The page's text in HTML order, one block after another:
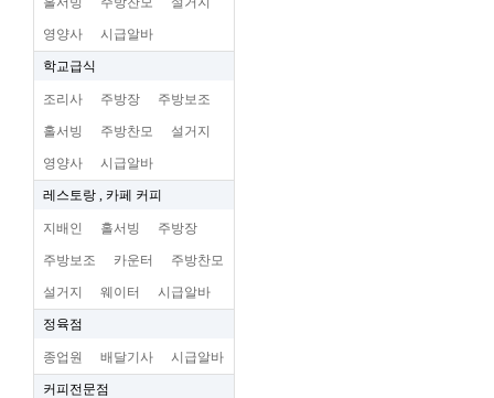
영양사 시급알바
학교급식
조리사 주방장 주방보조
홀서빙 주방찬모 설거지
영양사 시급알바
레스토랑 , 카페 커피
지배인 홀서빙 주방장
주방보조 카운터 주방찬모
설거지 웨이터 시급알바
정육점
종업원 배달기사 시급알바
커피전문점